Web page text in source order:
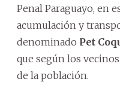
Penal Paraguayo, en
acumulación y
denominado Pet
que según los
de la población.